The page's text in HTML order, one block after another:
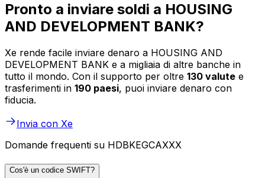
Pronto a inviare soldi a HOUSING
AND DEVELOPMENT BANK?
Xe rende facile inviare denaro a HOUSING AND
DEVELOPMENT BANK e a migliaia di altre banche in
tutto il mondo. Con il supporto per oltre 130 valute e
trasferimenti in 190 paesi, puoi inviare denaro con
fiducia.
Invia con Xe
Domande frequenti su HDBKEGCAXXX
Cos'è un codice SWIFT?